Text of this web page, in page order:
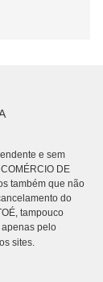
e sem
DE
também que não
do
tampouco
pelo
sites.